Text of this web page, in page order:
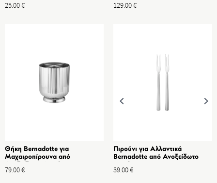
25.00€ 129.00€
Θήκη Bernadotte για
Μαχαιροπίρουνα από
79.00€
Πιρούνι για Αλλαντικά
Bernadotte από Ανοξείδωτο
39.00€